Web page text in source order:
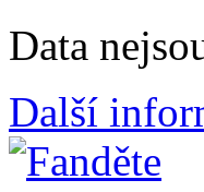
Data
Další